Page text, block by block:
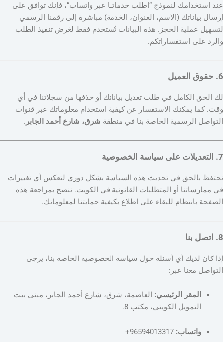
عند استخدامك لنموذج “اطلب خدماتنا عبر واتساب”، فإنك توافق على
إرسال بياناتك (الاسم، العنوان، الخدمة) مباشرة إلى رقمنا الرسمي
لتسهيل عملية الحجز. هذه البيانات تُستخدم فقط لغرض تنفيذ الطلب
والرد على استفساراتكم.
6. حقوق العميل
لك الحق الكامل في طلب تعديل بياناتك أو حذفها من سجلاتنا في أي
وقت. كما يمكنك الاستفسار عن كيفية استخدام معلوماتك عبر قنوات
التواصل الرسمية الخاصة بنا في منطقة شرق، شارع أحمد الجابر .
7. التعديلات على سياسة الخصوصية
نحتفظ بالحق في تحديث هذه السياسة بشكل دوري لتعكس أي تغييرات
في ممارساتنا أو المتطلبات القانونية في الكويت. ننصح بمراجعة هذه
الصفحة بانتظام للبقاء على اطلاع بكيفية حمايتنا لمعلوماتك.
8. اتصل بنا
إذا كان لديك أي أسئلة حول سياسة الخصوصية الخاصة بنا، يرجى
التواصل معنا عبر:
المقر الرئيسي: العاصمة، شرق، شارع أحمد الجابر، مبنى بيت
التمويل الكويتي، مكتب 8.
واتساب: